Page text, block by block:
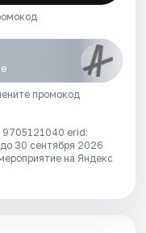
промокод
erid:
30 сентября 2026
на Яндекс